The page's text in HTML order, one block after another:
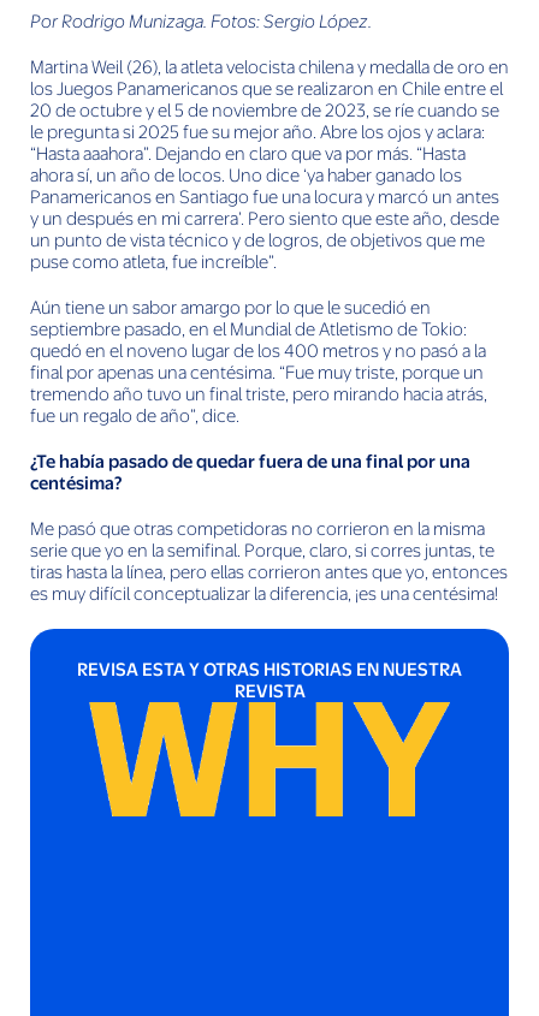
Por Rodrigo Munizaga. Fotos: Sergio López.
Martina Weil (26), la atleta velocista chilena y medalla de oro en
los Juegos Panamericanos que se realizaron en Chile entre el
20 de octubre y el 5 de noviembre de 2023, se ríe cuando se
le pregunta si 2025 fue su mejor año. Abre los ojos y aclara:
“Hasta aaahora”. Dejando en claro que va por más. “Hasta
ahora sí, un año de locos. Uno dice ‘ya haber ganado los
Panamericanos en Santiago fue una locura y marcó un antes
y un después en mi carrera’. Pero siento que este año, desde
un punto de vista técnico y de logros, de objetivos que me
puse como atleta, fue increíble”.
Aún tiene un sabor amargo por lo que le sucedió en
septiembre pasado, en el Mundial de Atletismo de Tokio:
quedó en el noveno lugar de los 400 metros y no pasó a la
final por apenas una centésima. “Fue muy triste, porque un
tremendo año tuvo un final triste, pero mirando hacia atrás,
fue un regalo de año”, dice.
¿Te había pasado de quedar fuera de una final por una
centésima?
Me pasó que otras competidoras no corrieron en la misma
serie que yo en la semifinal. Porque, claro, si corres juntas, te
tiras hasta la línea, pero ellas corrieron antes que yo, entonces
es muy difícil conceptualizar la diferencia, ¡es una centésima!
REVISA ESTA Y OTRAS HISTORIAS EN NUESTRA
REVISTA